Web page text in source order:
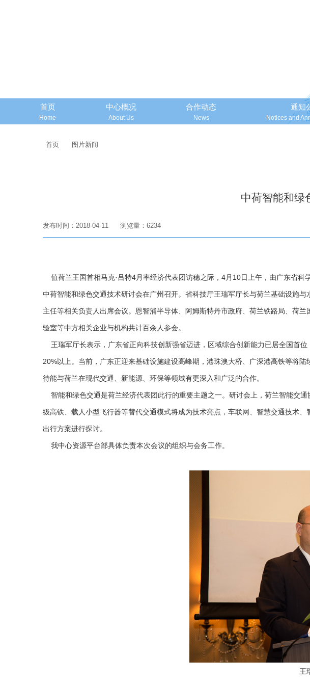
首页
Home
中心概况
About Us
合作动态
News
通知
Notices and
首页 图片新闻
中荷智能和绿
发布时间：2018-04-11 浏览量：6234
值荷兰王国首相马克·吕特4月率经济代表团访穗之际，4月10日上午，由广东省
中荷智能和绿色交通技术研讨会在广州召开。省科技厅王瑞军厅长与荷兰基础设施
主任等相关负责人出席会议。恩智浦半导体、阿姆斯特丹市政府、荷兰铁路局、荷
验室等中方相关企业与机构共计百余人参会。
王瑞军厅长表示，广东省正向科技创新强省迈进，区域综合创新能力已居全国首
20%以上。当前，广东正迎来基础设施建设高峰期，港珠澳大桥、广深港高铁等将
待能与荷兰在现代交通、新能源、环保等领域有更深入和广泛的合作。
智能和绿色交通是荷兰经济代表团此行的重要主题之一。研讨会上，荷兰智能交
级高铁、载人小型飞行器等替代交通模式将成为技术亮点，车联网、智慧交通技术
出行方案进行探讨。
我中心资源平台部具体负责本次会议的组织与会务工作。
王